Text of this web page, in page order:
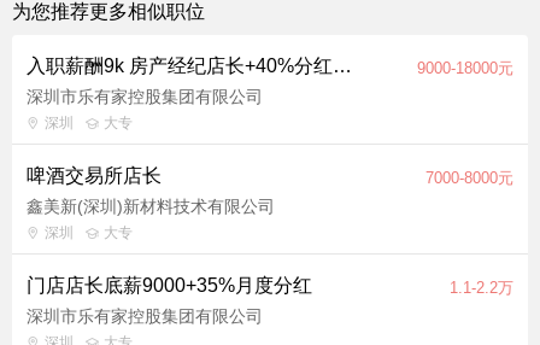
促销品进行合理调整并进行相应处理； 4.每月及时提供准确的商
品销售统计分析； 5.对导购员进行业绩评估和考核； 6.总结门店
人员进行培训与辅导。 （工作地址可分配：福田店、南山店、宝
安店、罗湖店、龙华店等）
为您推荐更多相似职位
入职薪酬9k 房产经纪店长+40%分红【福田】 9000-18000元
深圳市乐有家控股集团有限公司
深圳 大专
啤酒交易所店长 7000-8000元
鑫美新(深圳)新材料技术有限公司
深圳 大专
门店店长底薪9000+35%月度分红 1.1-2.2万
深圳市乐有家控股集团有限公司